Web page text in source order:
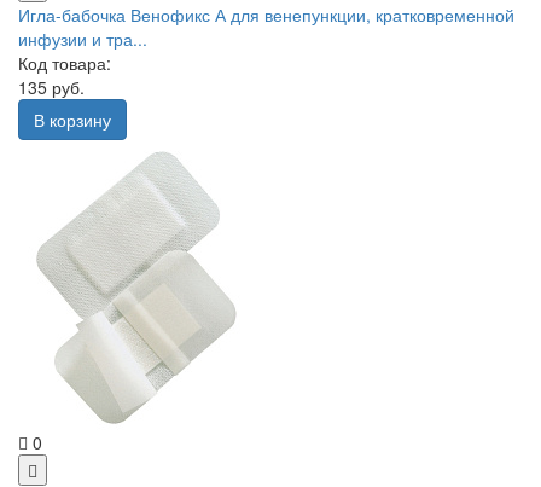
Игла-бабочка Венофикс А для венепункции, кратковременной
инфузии и тра...
Код товара:
135 руб.
В корзину
0